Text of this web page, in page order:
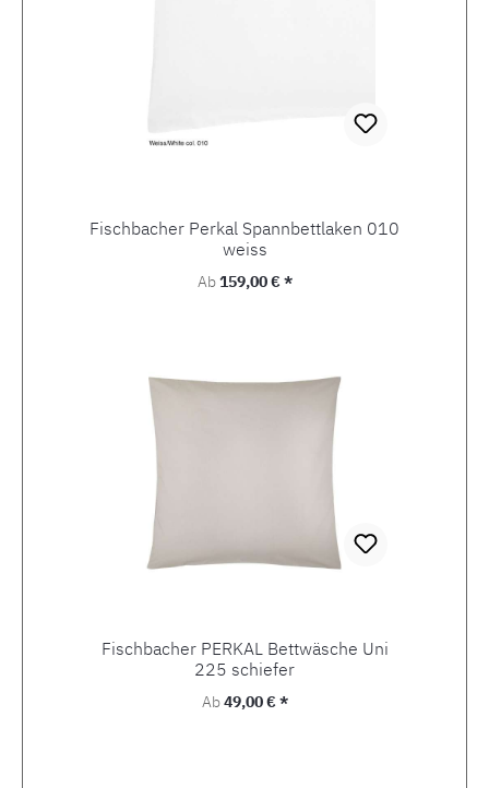
Fischbacher Perkal Spannbettlaken 010
weiss
Regulärer Preis:
Ab159,00 € *
Fischbacher PERKAL Bettwäsche Uni
225 schiefer
Regulärer Preis:
Ab49,00 € *